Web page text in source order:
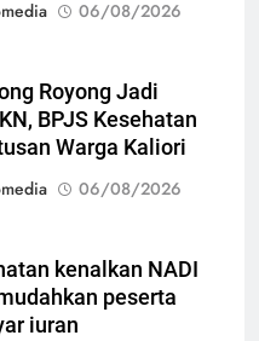
06/08/2026
Royong Jadi
BPJS Kesehatan
Warga Kaliori
06/08/2026
kenalkan NADI
peserta
iuran